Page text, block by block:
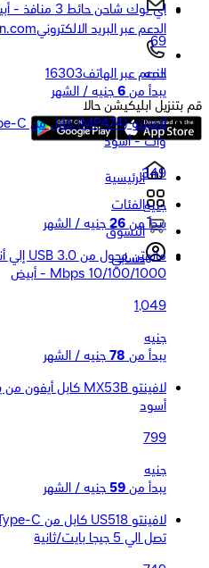
اي لوك شاحن حائط 3 منافذ - أبيض
69
جنيه
يبدأ من 6 جنيه / الشهر
وات - أسود
349
جنيه
يبدأ من 26 جنيه / الشهر
10/100/1000 Mbps - أبيض
1,049
جنيه
يبدأ من 78 جنيه / الشهر
أسود
799
جنيه
يبدأ من 59 جنيه / الشهر
تصل الي 5 جيجا بايت/ثانية
الدعم عبر البريد الالكتروني
الدعم عبر الهاتف16303
قم بتنزيل ابليكيشن حالا
الرئيسية
الفئات
التسوق
حسابي